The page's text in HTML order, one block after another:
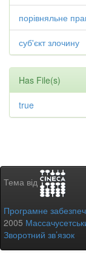
порівняльне
суб'єкт злочину
Has File(s)
true
Тема від
Програмне
2005
Зворотний зв’язок